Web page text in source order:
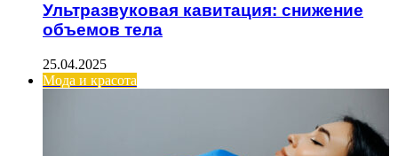
Ультразвуковая кавитация: снижение
объемов тела
25.04.2025
Мода и красота